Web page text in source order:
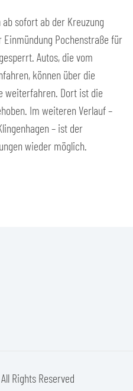
sofort ab der Kreuzung
Pochenstraße für
Autos, die vom
können über die
weiterfahren. Dort ist die
Im weiteren Verlauf –
– ist der
wieder möglich.
Rights Reserved